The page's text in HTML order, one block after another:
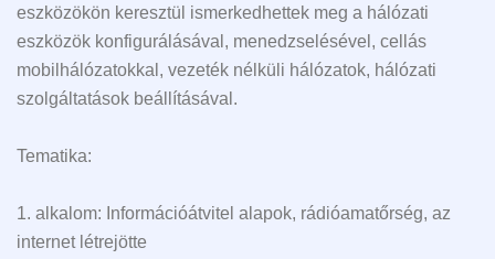
eszközökön keresztül ismerkedhettek meg a hálózati
eszközök konfigurálásával, menedzselésével, cellás
mobilhálózatokkal, vezeték nélküli hálózatok, hálózati
szolgáltatások beállításával.
Tematika:
1. alkalom: Információátvitel alapok, rádióamatőrség, az
internet létrejötte